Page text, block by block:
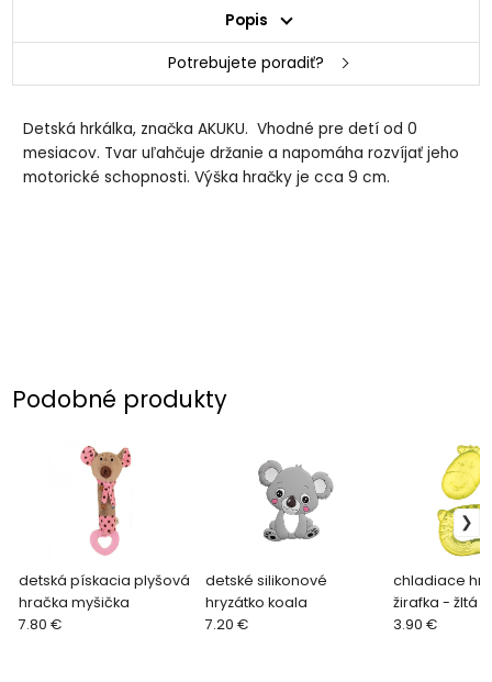
Popis
Potrebujete poradiť?
Detská hrkálka, značka AKUKU. Vhodné pre detí od 0
mesiacov. Tvar uľahčuje držanie a napomáha rozvíjať jeho
motorické schopnosti. Výška hračky je cca 9 cm.
Podobné produkty
detská pískacia plyšová
hračka myšička
7.80 €
detské silikonové
hryzátko koala
7.20 €
chladiace
žirafka - žltá
3.90 €